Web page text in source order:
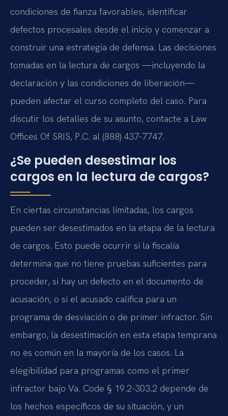
condiciones de fianza favorables, identificar
defectos procesales desde el inicio y comenzar a
construir una estrategia de defensa. Las decisiones
tomadas en la lectura de cargos —incluyendo la
declaración y las condiciones de liberación—
pueden afectar el curso completo del caso. Para
discutir los detalles de su asunto, contacte a Law
Offices Of SRIS, P.C. al (888) 437-7747.
¿Se pueden desestimar los
cargos en la lectura de cargos?
En ciertas circunstancias limitadas, los cargos
pueden ser desestimados en la etapa de la lectura
de cargos. Esto puede ocurrir si la fiscalía
determina que no tiene pruebas suficientes para
proceder, si hay un defecto en el documento de
acusación, o si el acusado califica para un
programa de desviación o de primer infractor. Sin
embargo, la desestimación en esta etapa temprana
no es común en la mayoría de los casos. La
elegibilidad para programas como el primer
infractor bajo Va. Code § 19.2-303.2 depende de
los hechos específicos de su situación, y un